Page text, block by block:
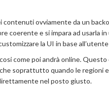
contenuti ovviamente da un
coerente e si impara ad usarla in
la UI in base
come poi andrà online. Questo
soprattutto quando le regioni
nel posto giusto.